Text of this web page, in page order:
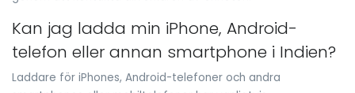
Kan jag ladda min iPhone, Android-
telefon eller annan smartphone i Indien?
Laddare för iPhones, Android-telefoner och andra